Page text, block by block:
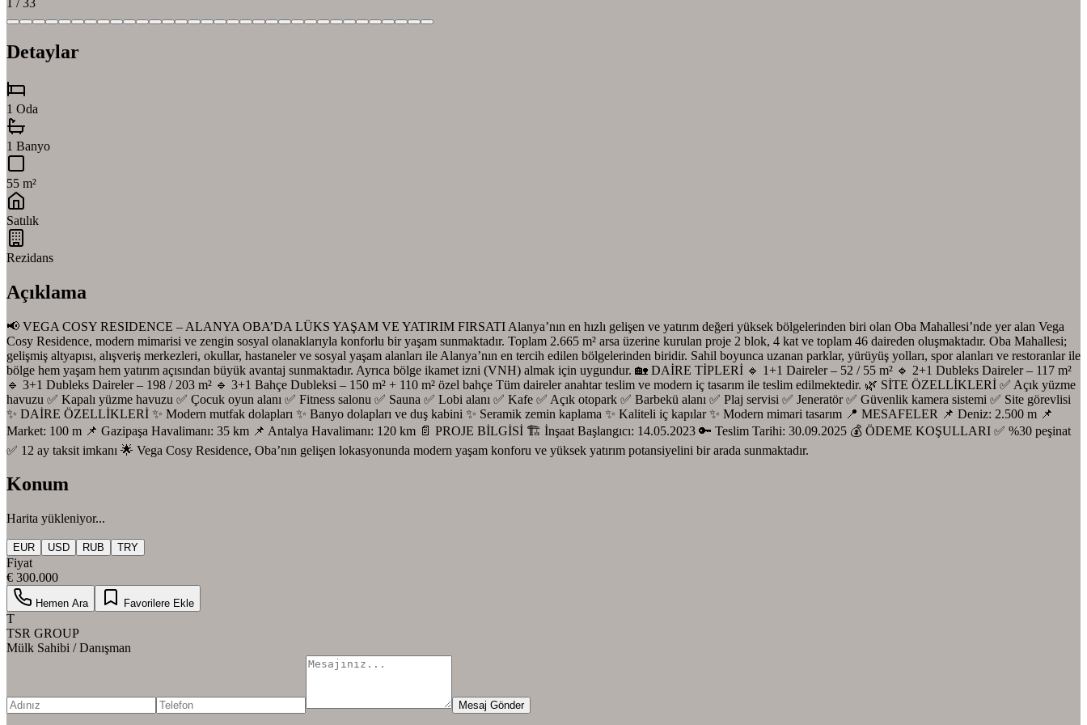
Detaylar
1 Oda
1 Banyo
55 m²
Satılık
Rezidans
Açıklama
📢 VEGA COSY RESIDENCE – ALANYA OBA’DA LÜKS YAŞAM VE YATIRIM FIRSATI Alanya’nın en hızlı gelişen ve yatırım değeri yüksek bölgelerinden biri olan Oba Mahallesi’nde yer alan Vega
Cosy Residence, modern mimarisi ve zengin sosyal olanaklarıyla konforlu bir yaşam sunmaktadır. Toplam 2.665 m² arsa üzerine kurulan proje 2 blok, 4 kat ve toplam 46 daireden oluşmaktadır. Oba Mahallesi;
gelişmiş altyapısı, alışveriş merkezleri, okullar, hastaneler ve sosyal yaşam alanları ile Alanya’nın en tercih edilen bölgelerinden biridir. Sahil boyunca uzanan parklar, yürüyüş yolları, spor alanları ve restoranlar ile
bölge hem yaşam hem yatırım açısından büyük avantaj sunmaktadır. Ayrıca bölge ikamet izni (VNH) almak için uygundur. 🏡 DAİRE TİPLERİ 🔹 1+1 Daireler – 52 / 55 m² 🔹 2+1 Dubleks Daireler – 117 m²
🔹 3+1 Dubleks Daireler – 198 / 203 m² 🔹 3+1 Bahçe Dubleksi – 150 m² + 110 m² özel bahçe Tüm daireler anahtar teslim ve modern iç tasarım ile teslim edilmektedir. 🌿 SİTE ÖZELLİKLERİ ✅ Açık yüzme
havuzu ✅ Kapalı yüzme havuzu ✅ Çocuk oyun alanı ✅ Fitness salonu ✅ Sauna ✅ Lobi alanı ✅ Kafe ✅ Açık otopark ✅ Barbekü alanı ✅ Plaj servisi ✅ Jeneratör ✅ Güvenlik kamera sistemi ✅ Site görevlisi
✨ DAİRE ÖZELLİKLERİ ✨ Modern mutfak dolapları ✨ Banyo dolapları ve duş kabini ✨ Seramik zemin kaplama ✨ Kaliteli iç kapılar ✨ Modern mimari tasarım 📍 MESAFELER 📌 Deniz: 2.500 m 📌
Market: 100 m 📌 Gazipaşa Havalimanı: 35 km 📌 Antalya Havalimanı: 120 km 📄 PROJE BİLGİSİ 🏗 İnşaat Başlangıcı: 14.05.2023 🔑 Teslim Tarihi: 30.09.2025 💰 ÖDEME KOŞULLARI ✅ %30 peşinat
✅ 12 ay taksit imkanı 🌟 Vega Cosy Residence, Oba’nın gelişen lokasyonunda modern yaşam konforu ve yüksek yatırım potansiyelini bir arada sunmaktadır.
Konum
Harita yükleniyor...
EUR USD RUB TRY
Fiyat
€ 300.000
Hemen Ara Favorilere Ekle
T
TSR GROUP
Mülk Sahibi / Danışman
Mesaj Gönder